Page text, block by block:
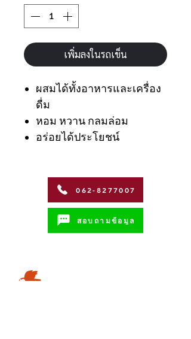
เพิ่มลงในรถเข็น
ผสมได้ทั้งอาหารและเครื่อง
ดื่ม
หอม หวาน กลมล่อม
อร่อยได้ประโยชน์
062-8277007
สอบถามข้อมูล